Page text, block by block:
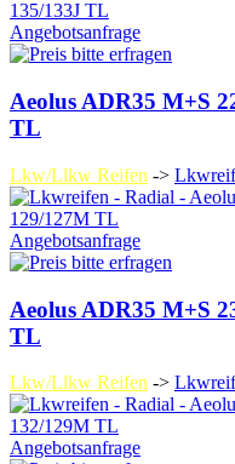
Angebotsanfrage
Aeolus ADR35 M+S
TL
Lkw/Llkw Reifen ->
Angebotsanfrage
Aeolus ADR35 M+S
TL
Lkw/Llkw Reifen ->
Angebotsanfrage